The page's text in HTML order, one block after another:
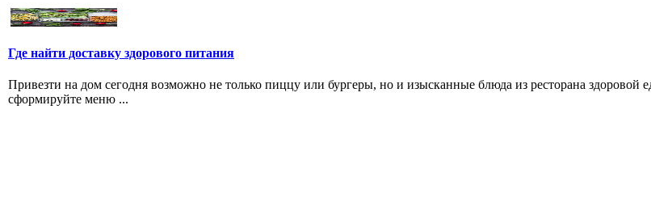
Где найти доставку здорового питания
Привезти на дом сегодня возможно не только пиццу или бургеры, но и изысканные блюда из ресторана здоровой
сформируйте меню ...